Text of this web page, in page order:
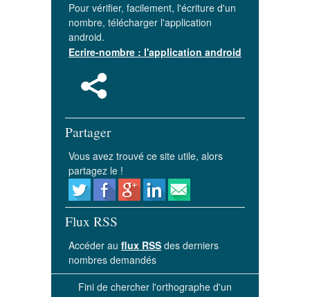
Pour vérifier, facilement, l'écriture d'un
nombre, télécharger l'application
android.
Ecrire-nombre : l'application android
Partager
Vous avez trouvé ce site utile, alors
partagez le !
Flux RSS
Accéder au flux RSS des derniers
nombres demandés
Fini de chercher l'orthographe d'un